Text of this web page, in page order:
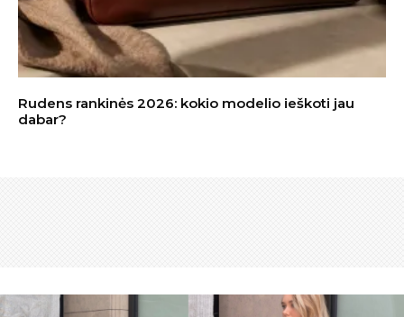
Rudens rankinės 2026: kokio modelio ieškoti jau
dabar?